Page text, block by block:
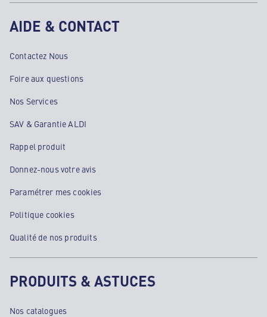
AIDE & CONTACT
Contactez Nous
Foire aux questions
Nos Services
SAV & Garantie ALDI
Rappel produit
Donnez-nous votre avis
Paramétrer mes cookies
Politique cookies
Qualité de nos produits
PRODUITS & ASTUCES
Nos catalogues